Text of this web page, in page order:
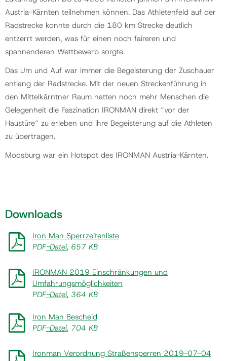
Austria-Kärnten teilnehmen können. Das Athletenfeld auf der
Radstrecke konnte durch die 180 km Strecke deutlich
entzerrt werden, was für einen noch faireren und
spannenderen Wettbewerb sorgte.
Das Um und Auf war immer die Begeisterung der Zuschauer
entlang der Radstrecke. Mit der neuen Streckenführung in
den Mittelkärntner Raum hatten noch mehr Menschen die
Gelegenheit die Faszination IRONMAN direkt “vor der
Haustüre“ zu erleben und ihre Begeisterung auf die Athleten
zu übertragen.
Moosburg war ein Hotspot des IRONMAN Austria-Kärnten.
Downloads
Iron Man Sperrzeitenliste
PDF-Datei, 657 KB
IRONMAN 2019 Einschränkungen und
Umfahrungsmöglichkeiten
PDF-Datei, 364 KB
Iron Man Bescheid
PDF-Datei, 704 KB
Ironman Verordnung Straßensperren 2019-07-04